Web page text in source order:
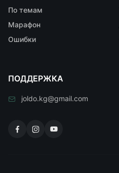
По темам
Марафон
Ошибки
ПОДДЕРЖКА
joldo.kg@gmail.com